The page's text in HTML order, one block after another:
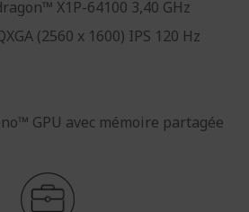
X1P-64100 3,40 GHz
(2560 x 1600) IPS 120 Hz
GPU avec mémoire partagée